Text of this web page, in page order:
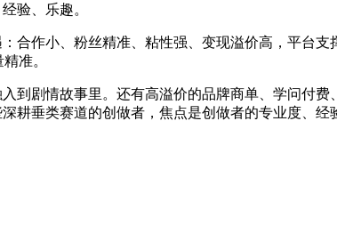
验、乐趣。
作小、粉丝精准、粘性强、变现溢价高，平台支
准。
剧情故事里。还有高溢价的品牌商单、学问付费
耕垂类赛道的创做者，焦点是创做者的专业度、经